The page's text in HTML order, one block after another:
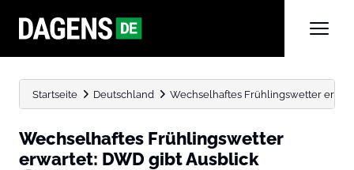
Startseite Deutschland Wechselhaftes Frühlingswetter
Wechselhaftes Frühlingswetter
erwartet: DWD gibt Ausblick